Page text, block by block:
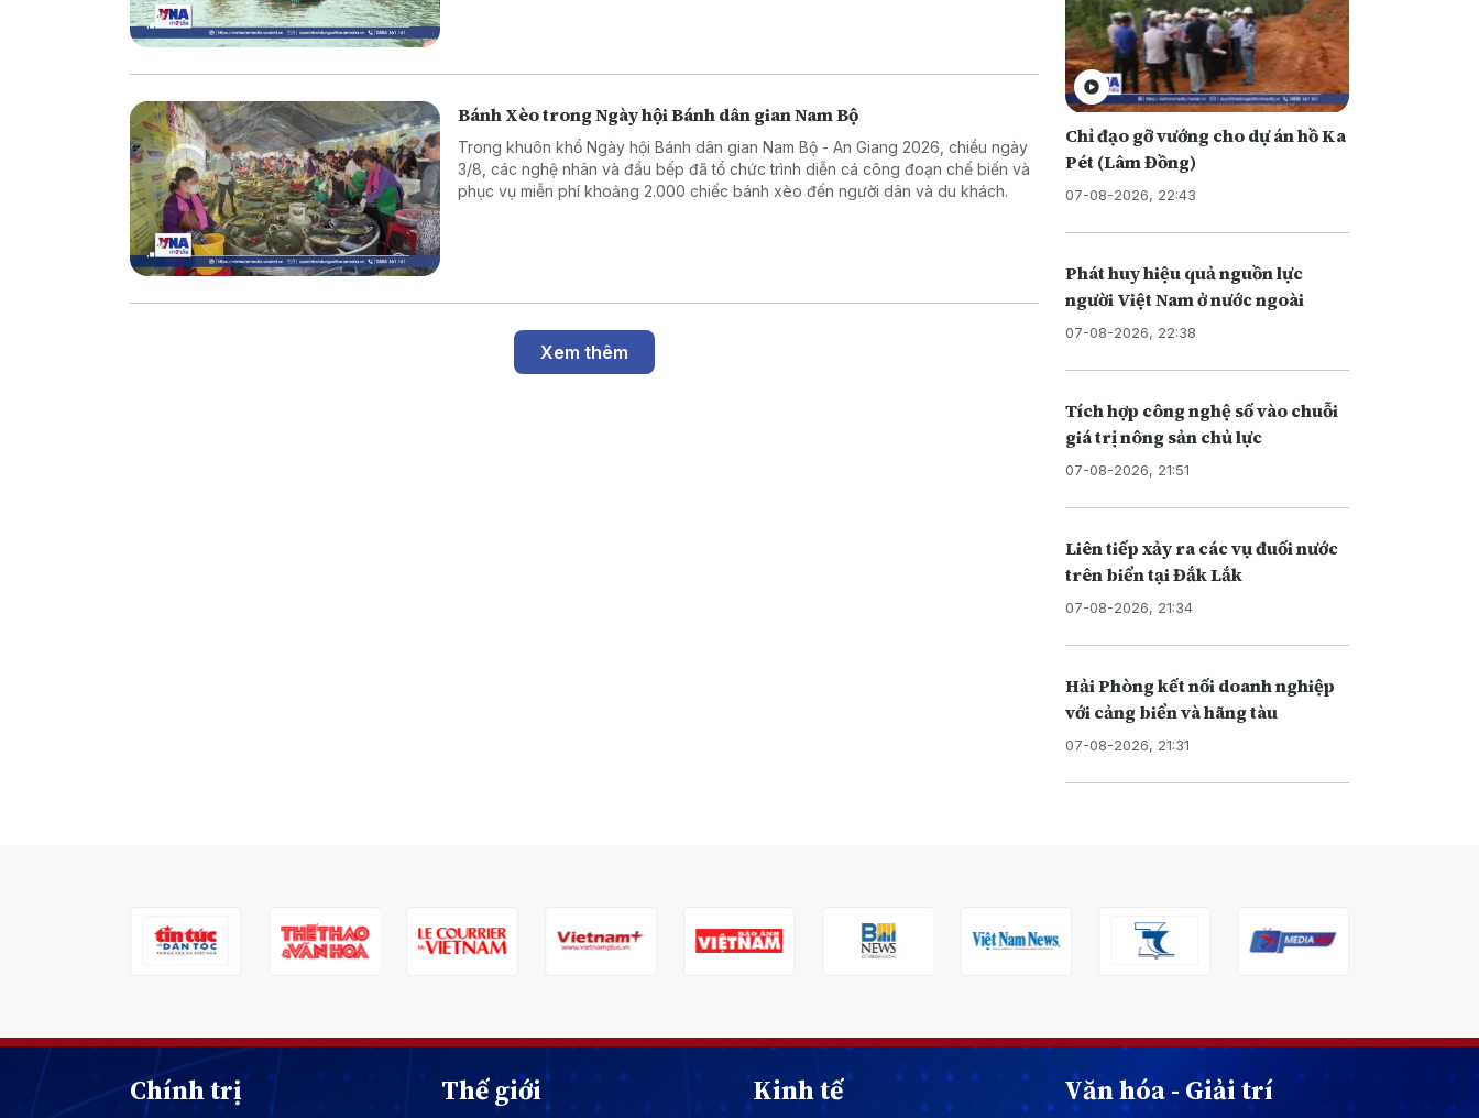
Bánh Xèo trong Ngày hội Bánh dân gian Nam Bộ
Trong khuôn khổ Ngày hội Bánh dân gian Nam Bộ - An Giang 2026, chiều ngày
3/8, các nghệ nhân và đầu bếp đã tổ chức trình diễn cá công đoạn chế biến và
phục vụ miễn phí khoảng 2.000 chiếc bánh xèo đến người dân và du khách.
Xem thêm
Chỉ đạo gỡ vướng cho dự án hồ Ka
Pét (Lâm Đồng)
07-08-2026, 22:43
Phát huy hiệu quả nguồn lực
người Việt Nam ở nước ngoài
07-08-2026, 22:38
Tích hợp công nghệ số vào chuỗi
giá trị nông sản chủ lực
07-08-2026, 21:51
Liên tiếp xảy ra các vụ đuối nước
trên biển tại Đắk Lắk
07-08-2026, 21:34
Hải Phòng kết nối doanh nghiệp
với cảng biển và hãng tàu
07-08-2026, 21:31
Chính trị Thế giới Kinh tế Văn hóa - Giải trí